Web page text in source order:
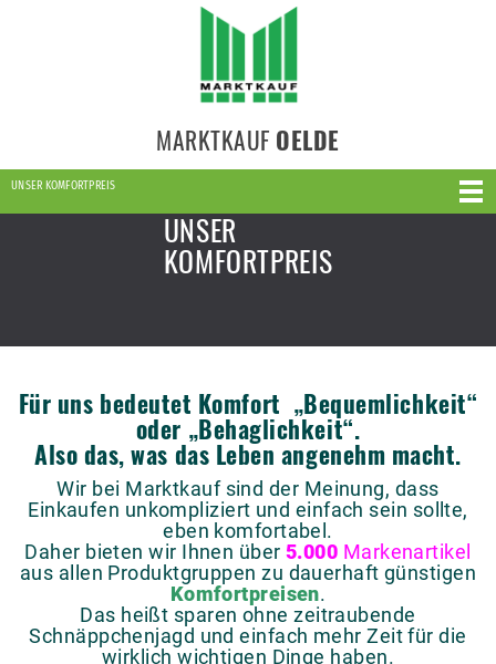
MARKTKAUF OELDE
UNSER KOMFORTPREIS
UNSER
KOMFORTPREIS
Für uns bedeutet Komfort „Bequemlichkeit“
oder „Behaglichkeit“.
Also das, was das Leben angenehm macht.
Wir bei Marktkauf sind der Meinung, dass
Einkaufen unkompliziert und einfach sein sollte,
eben komfortabel.
Daher bieten wir Ihnen über 5.000 Markenartikel
aus allen Produktgruppen zu dauerhaft günstigen
Komfortpreisen.
Das heißt sparen ohne zeitraubende
Schnäppchenjagd und einfach mehr Zeit für die
wirklich wichtigen Dinge haben.